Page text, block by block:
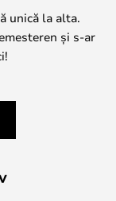
unică la alta.
și s-ar